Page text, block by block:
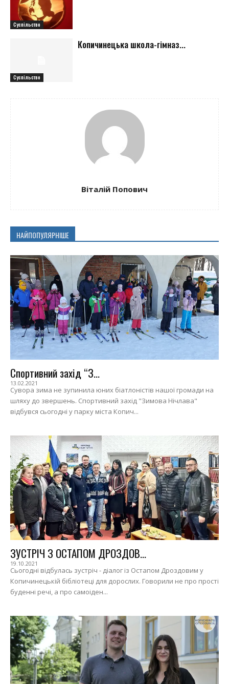
Суспільство
Суспільство
Копичинецька школа-гімназ...
Віталій Попович
НАЙПОПУЛЯРНІШЕ
Спортивний захід “З...
13.02.2021
Сувора зима не зупинила юних біатлоністів нашої громади на
шляху до звершень. Спортивний захід "Зимова Нічлава"
відбувся сьогодні у парку міста Копич...
ЗУСТРІЧ З ОСТАПОМ ДРОЗДОВ...
19.10.2021
Сьогодні відбулась зустріч - діалог із Остапом Дроздовим у
Копичинецькій бібліотеці для дорослих. Говорили не про прості
буденні речі, а про самоіден...